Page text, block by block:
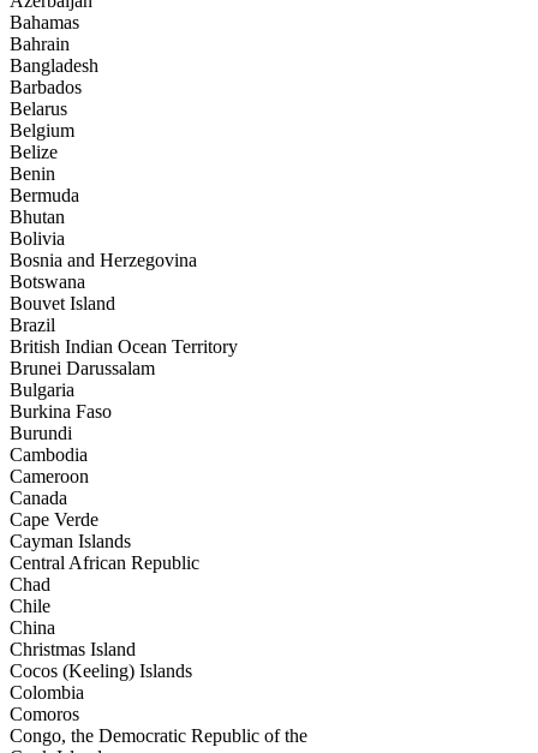
Bahamas
Bahrain
Bangladesh
Barbados
Belarus
Belgium
Belize
Benin
Bermuda
Bhutan
Bolivia
Bosnia and Herzegovina
Botswana
Bouvet Island
Brazil
British Indian Ocean Territory
Brunei Darussalam
Bulgaria
Burkina Faso
Burundi
Cambodia
Cameroon
Canada
Cape Verde
Cayman Islands
Central African Republic
Chad
Chile
China
Christmas Island
Cocos (Keeling) Islands
Colombia
Comoros
Congo, the Democratic Republic of the